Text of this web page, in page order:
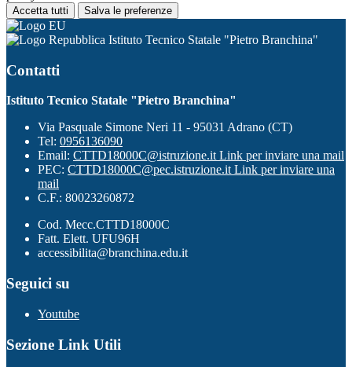
Accetta tutti Salva le preferenze
Istituto Tecnico Statale "Pietro Branchina"
Contatti
Istituto Tecnico Statale "Pietro Branchina"
Via Pasquale Simone Neri 11 - 95031 Adrano (CT)
Tel: 0956136090
Email: CTTD18000C@istruzione.it Link per inviare una mail
PEC: CTTD18000C@pec.istruzione.it Link per inviare una
mail
C.F.: 80023260872
Cod. Mecc.CTTD18000C
Fatt. Elett. UFU96H
accessibilita@branchina.edu.it
Seguici su
Youtube
Sezione Link Utili